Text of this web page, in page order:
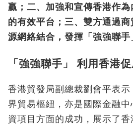
贏；二、加強和宣傳香港作
的有效平台；三、雙方通過
源網絡結合，發揮「強強聯手
「強強聯手」 利用香港
香港貿發局副總裁劉會平表
界貿易樞紐，亦是國際金融
資項目方面的成功，展示了